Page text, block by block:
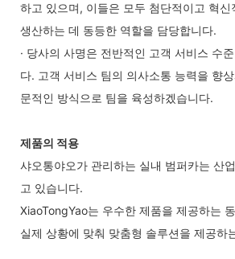
하고 있으며, 이들은 모두 첨단적이고 혁신
생산하는 데 동등한 역할을 담당합니다.
· 당사의 사명은 전반적인 고객 서비스 수
다. 고객 서비스 팀의 의사소통 능력을 향
문적인 방식으로 팀을 육성하겠습니다.
제품의 적용
샤오통야오가 관리하는 실내 범퍼카는 산
고 있습니다.
XiaoTongYao는 우수한 제품을 제공하는
실제 상황에 맞춰 맞춤형 솔루션을 제공하